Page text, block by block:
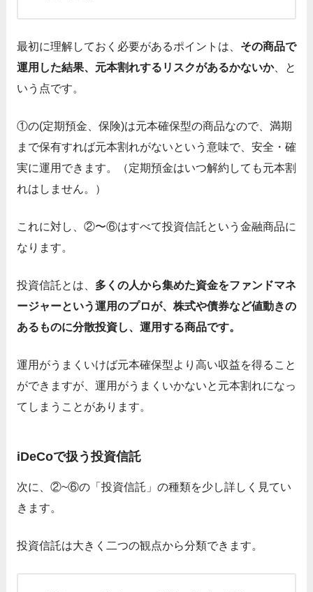
最初に理解しておく必要があるポイントは、 その商品で
運用した結果、元本割れするリスクがあるかないか、と
いう点です。
①の(定期預金、保険)は元本確保型の商品なので、満期
まで保有すれば元本割れがないという意味で、安全・確
実に運用できます。（定期預金はいつ解約しても元本割
れはしません。）
これに対し、②〜⑥はすべて投資信託という金融商品に
なります。
投資信託とは、 多くの人から集めた資金をファンドマネ
ージャーという運用のプロが、株式や債券など値動きの
あるものに分散投資し、運用する商品です。
運用がうまくいけば元本確保型より高い収益を得ること
ができますが、運用がうまくいかないと元本割れになっ
てしまうことがあります。
iDeCoで扱う投資信託
次に、②~⑥の「投資信託」の種類を少し詳しく見てい
きます。
投資信託は大きく二つの観点から分類できます。